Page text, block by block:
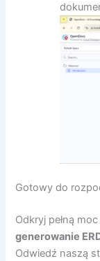
Gotowy do
Odkryj pełną moc
generowanie
Odwiedź naszą